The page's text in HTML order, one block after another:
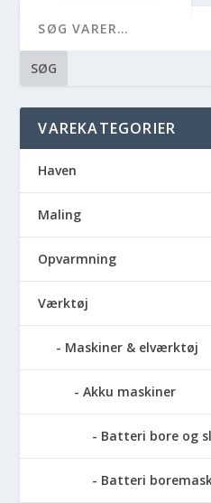
SØG
VAREKATEGORIER
Haven
Maling
Opvarmning
Værktøj
Maskiner & elværktøj
Akku maskiner
Batteri bore og
Batteri